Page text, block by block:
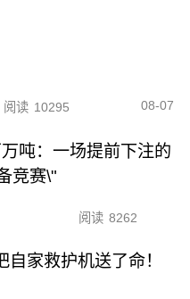
阅读 10295 08-07
吨：一场提前下注的
竞赛\"
阅读 8262
家救护机送了命！